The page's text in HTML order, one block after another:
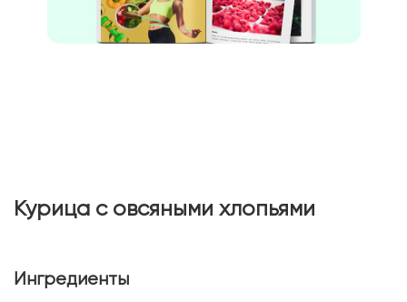
Курица с овсяными хлопьями
Ингредиенты